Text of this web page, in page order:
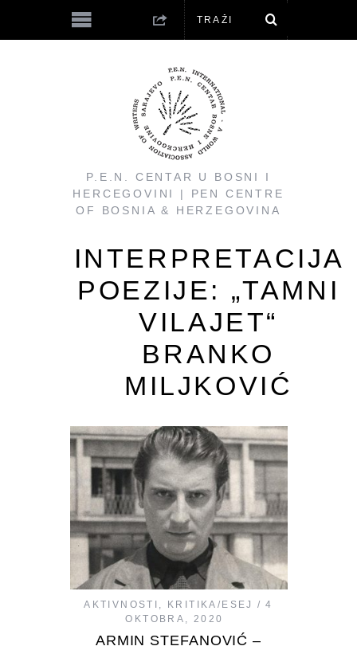
P.E.N. CENTAR U BOSNI I
HERCEGOVINI | PEN CENTRE
OF BOSNIA & HERZEGOVINA
INTERPRETACIJA
POEZIJE: „TAMNI
VILAJET“
BRANKO
MILJKOVIĆ
AKTIVNOSTI , KRITIKA/ESEJ
4
OKTOBRA, 2020
ARMIN STEFANOVIĆ –